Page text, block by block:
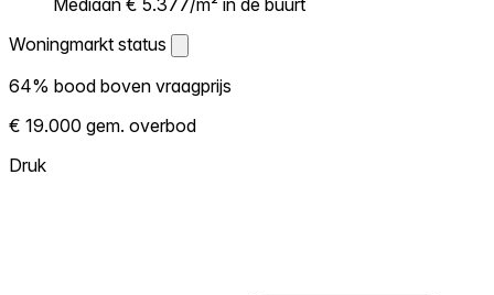
Woningmarkt status
Woningmarkt status
Laat zien hoe competitief de markt hier is.
Hoe meer woningen boven vraagprijs
verkopen, hoe heter. Heet? Verwacht
64% bood boven vraagprijs
€ 19.000 gem. overbod
Druk